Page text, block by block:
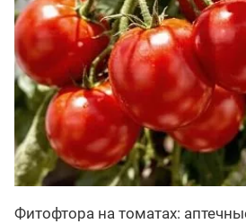
Фитофтора на томатах: